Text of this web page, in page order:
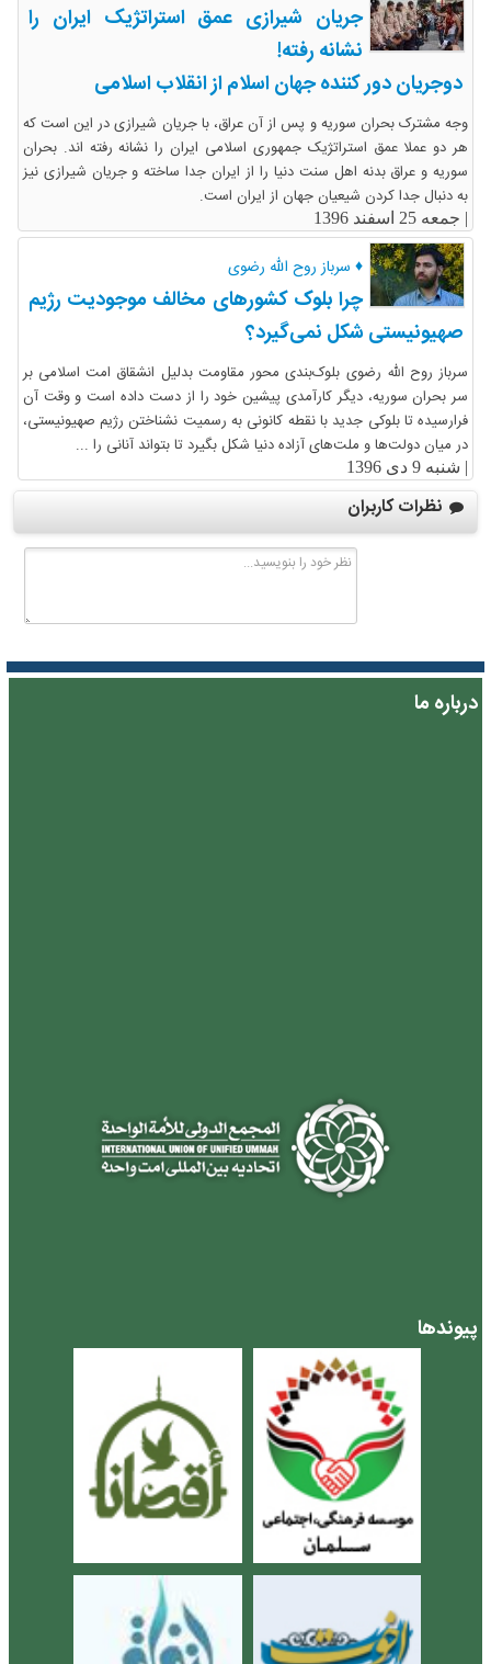
جریان شیرازی عمق استراتژیک ایران را
نشانه رفته!
دوجریان دور کننده جهان اسلام از انقلاب اسلامی
وجه مشترک بحران سوریه و پس از آن عراق، با جریان شیرازی در این است که
هر دو عملا عمق استراتژیک جمهوری اسلامی ایران را نشانه رفته اند. بحران
سوریه و عراق بدنه اهل سنت دنیا را از ایران جدا ساخته و جریان شیرازی نیز
به دنبال جدا کردن شیعیان جهان از ایران است.
| جمعه 25 اسفند 1396
♦ سرباز روح الله رضوی
چرا بلوک کشورهای مخالف موجودیت رژیم
صهیونیستی شکل نمی‌گیرد؟
سرباز روح الله رضوی بلوک‌بندی محور مقاومت بدلیل انشقاق امت اسلامی بر
سر بحران سوریه، دیگر کارآمدی پیشین خود را از دست داده است و وقت آن
فرارسیده تا بلوکی جدید با نقطه کانونی به رسمیت نشناختن رژیم صهیونیستی،
در میان دولت‌ها و ملت‌های آزاده دنیا شکل بگیرد تا بتواند آنانی را ...
| شنبه 9 دی 1396
نظرات کاربران
درباره ما
پیوندها